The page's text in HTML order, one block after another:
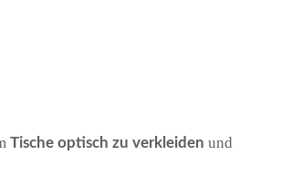
Tische optisch zu verkleiden und